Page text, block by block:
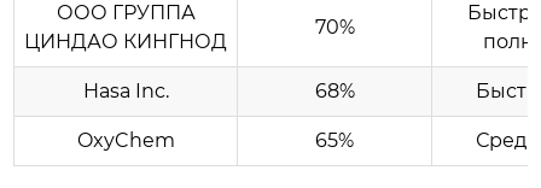
ООО ГРУППА
ЦИНДАО КИНГНОД
70%
Hasa Inc. 68%
OxyChem 65%